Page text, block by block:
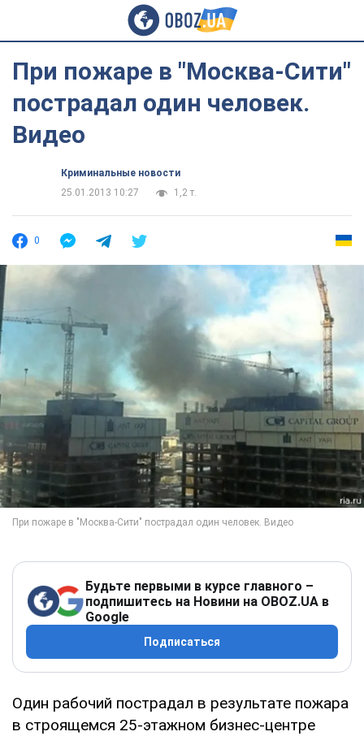
При пожаре в "Москва-Сити"
пострадал один человек.
Видео
Криминальные новости
25.01.2013 10:27
1,2 т.
0
Будьте первыми в курсе главного –
подпишитесь на Новини на OBOZ.UA в
Google
Подписаться
Один рабочий пострадал в результате пожара
в строящемся 25-этажном бизнес-центре